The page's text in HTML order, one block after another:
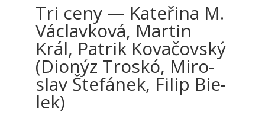
Tri ceny — Kate­ři­na M.
Vác­lav­ko­vá, Mar­tin
Král, Pat­rik Kova­čov­ský
(Dionýz Tros­kó, Miro­
slav Šte­fá­nek, Filip Bie­
lek)